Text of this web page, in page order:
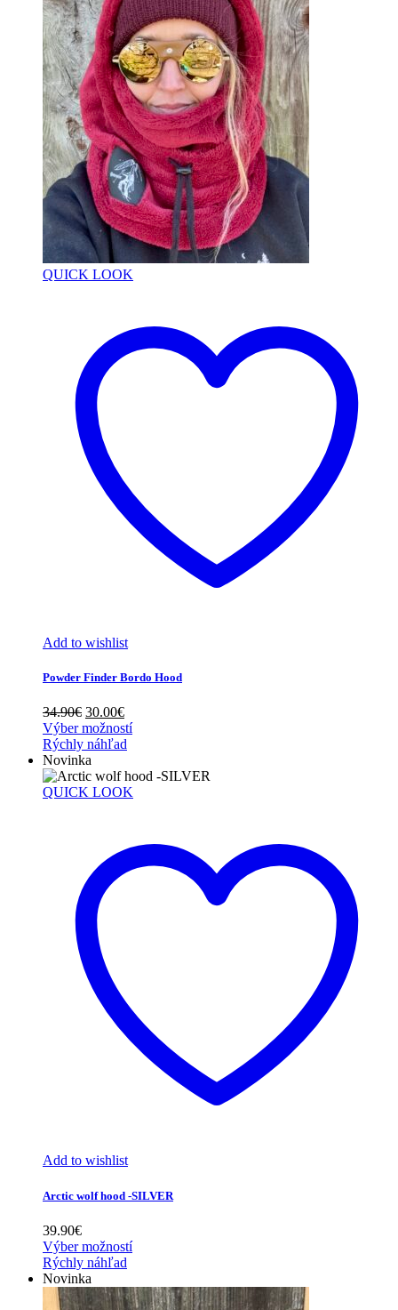
QUICK LOOK
Add to wishlist
Powder Finder Bordo Hood
34.90€ Pôvodná
cena
bola:
34.90€.
30.00€Aktuálna
cena
je:
Výber možností
Rýchly náhľad
Novinka
QUICK LOOK
Add to wishlist
Arctic wolf hood -SILVER
39.90€
Výber možností
Rýchly náhľad
Novinka